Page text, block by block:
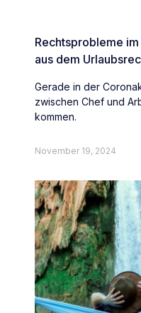
Rechtsprobleme
aus dem
Gerade in der
zwischen Chef und
kommen.
November 19, 2024